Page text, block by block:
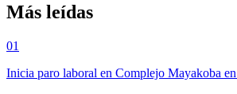
Más leídas
01
Inicia paro laboral en Complejo Mayakoba